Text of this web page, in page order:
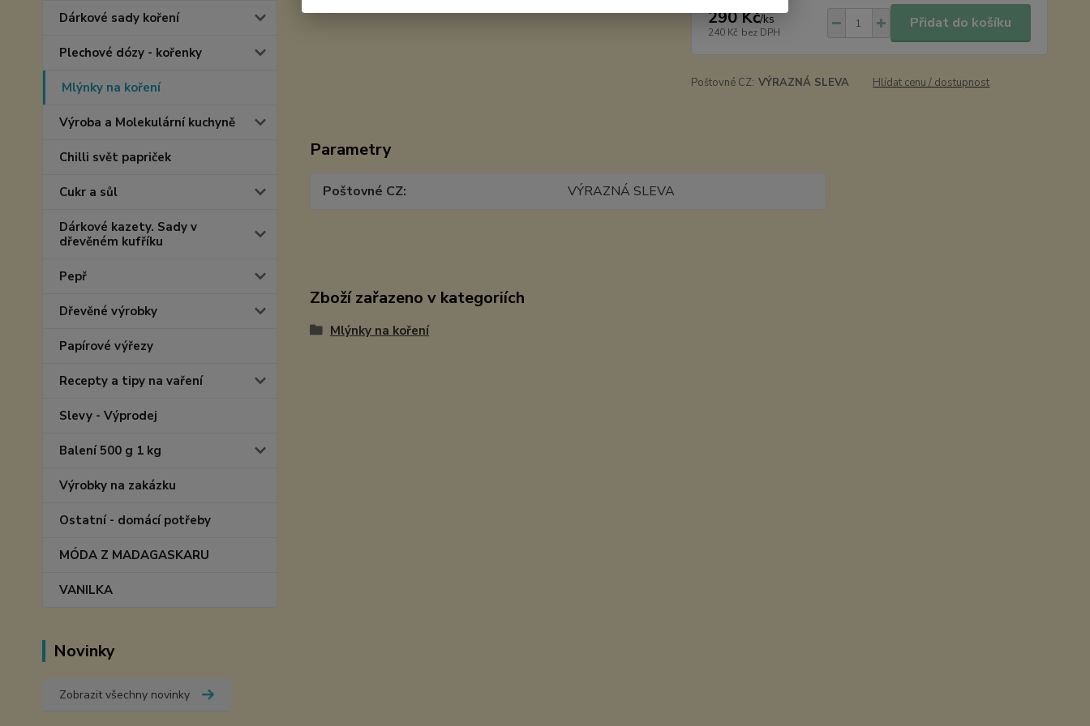
Dárkové sady koření
Plechové dózy - kořenky
Mlýnky na koření
Výroba a Molekulární kuchyně
Chilli svět papriček
Cukr a sůl
Dárkové kazety. Sady v
dřevěném kufříku
Pepř
Dřevěné výrobky
Papírové výřezy
Recepty a tipy na vaření
Slevy - Výprodej
Balení 500 g 1 kg
Výrobky na zakázku
Ostatní - domácí potřeby
MÓDA Z MADAGASKARU
VANILKA
Novinky
Zobrazit všechny novinky
290 Kč/ks
240 Kč bez DPH
Přidat do košíku
Poštovné CZ: VÝRAZNÁ SLEVA Hlídat cenu / dostupnost
Parametry
Poštovné CZ VÝRAZNÁ SLEVA
Zboží zařazeno v kategoriích
Mlýnky na koření